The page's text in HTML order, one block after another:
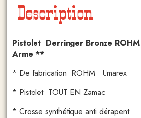
Description
Pistolet Derringer Bronze
Arme **
* De fabrication ROHM Umarex
* Pistolet TOUT EN Zamac
* Crosse synthétique anti dérapent